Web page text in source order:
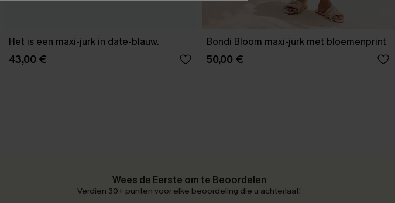
Het is een maxi-jurk in date-blauw.
43,00 €
Bondi Bloom maxi-jurk met bloemenprint
50,00 €
Wees de Eerste om te Beoordelen
Verdien 30+ punten voor elke beoordeling die u achterlaat!